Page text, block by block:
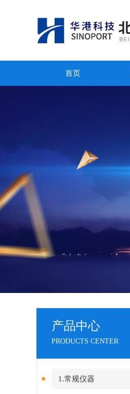
首页
产品中心
PRODUCTS CENTER
1.常规仪器